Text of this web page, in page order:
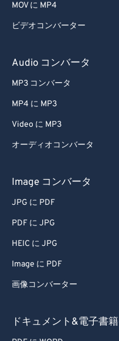
MOV に MP4
ビデオコンバーター
Audio コンバータ
MP3 コンバータ
MP4 に MP3
Video に MP3
オーディオコンバータ
Image コンバータ
JPG に PDF
PDF に JPG
HEIC に JPG
Image に PDF
画像コンバーター
ドキュメント&電子書籍